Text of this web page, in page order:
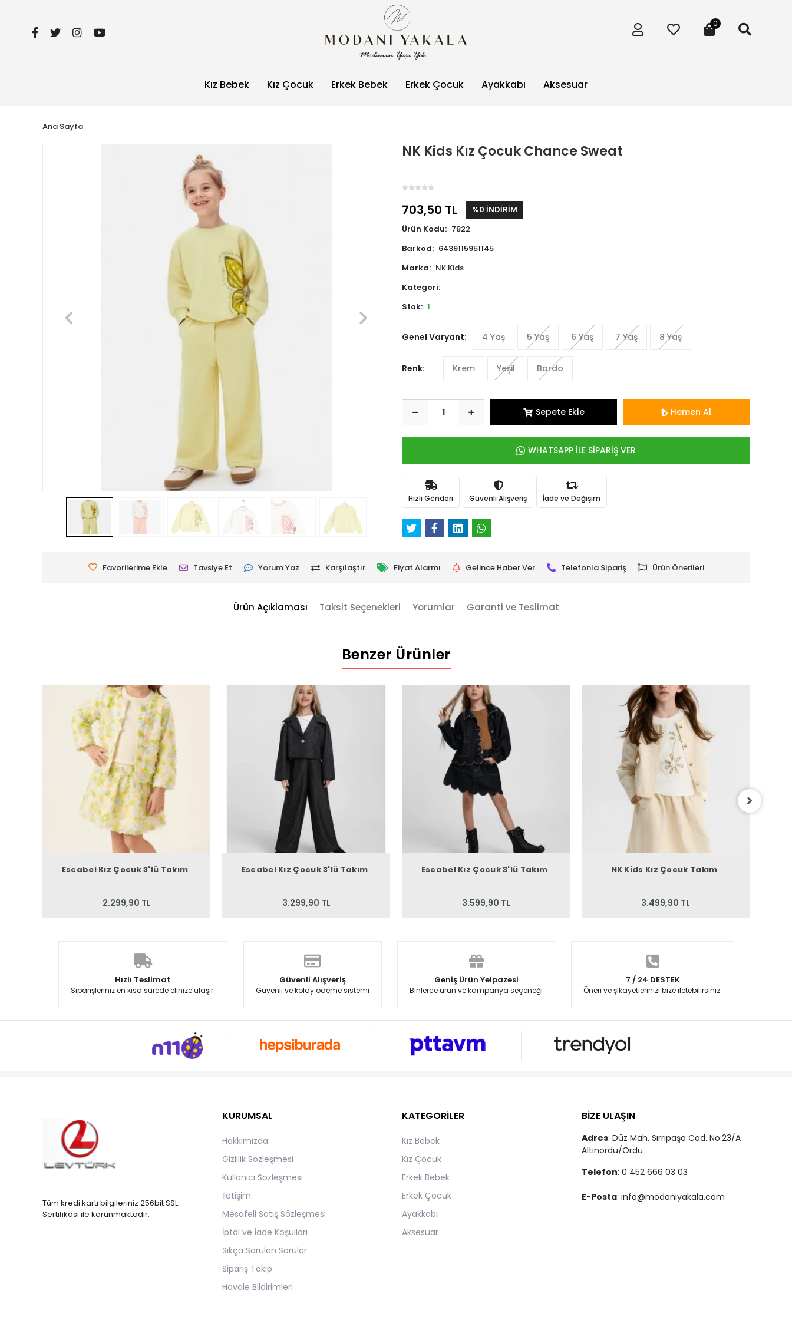
0
Kız Bebek Kız Çocuk Erkek Bebek Erkek Çocuk Ayakkabı Aksesuar
Ana Sayfa
NK Kids Kız Çocuk Chance Sweat
703,50 TL
%0 İNDİRİM
Ürün Kodu: 7822
Barkod: 6439115951145
Marka: NK Kids
Kategori:
Stok: 1
Genel Varyant: 4 Yaş 5 Yaş 6 Yaş 7 Yaş 8 Yaş
Renk: Krem Yeşil Bordo
Sepete Ekle Hemen Al
WHATSAPP İLE SİPARİŞ VER
Hızlı Gönderi Güvenli Alışveriş İade ve Değişim
Favorilerime Ekle Tavsiye Et Yorum Yaz Karşılaştır Fiyat Alarmı Gelince Haber Ver Telefonla Sipariş Ürün Önerileri
Ürün Açıklaması Taksit Seçenekleri Yorumlar Garanti ve Teslimat
Benzer Ürünler
Escabel Kız Çocuk 3'lü Takım
2.299,90 TL
Escabel Kız Çocuk 3'lü Takım
3.299,90 TL
Escabel Kız Çocuk 3'lü Takım
3.599,90 TL
NK Kids Kız Çocuk Takım
3.499,90 TL
Hızlı Teslimat
Siparişleriniz en kısa sürede elinize ulaşır.
Güvenli Alışveriş
Güvenli ve kolay ödeme sistemi
Geniş Ürün Yelpazesi
Binlerce ürün ve kampanya seçeneği
7 / 24 DESTEK
Öneri ve şikayetlerinizi bize iletebilirsiniz.
Tüm kredi kartı bilgileriniz 256bit SSL
Sertifikası ile korunmaktadır.
KURUMSAL
Hakkımızda
Gizlilik Sözleşmesi
Kullanıcı Sözleşmesi
İletişim
Mesafeli Satış Sözleşmesi
İptal ve İade Koşulları
Sıkça Sorulan Sorular
Sipariş Takip
Havale Bildirimleri
KATEGORİLER
Kız Bebek
Kız Çocuk
Erkek Bebek
Erkek Çocuk
Ayakkabı
Aksesuar
BİZE ULAŞIN
Adres: Düz Mah. Sırrıpaşa Cad. No:23/A
Altınordu/Ordu
Telefon: 0 452 666 03 03
E-Posta: info@modaniyakala.com